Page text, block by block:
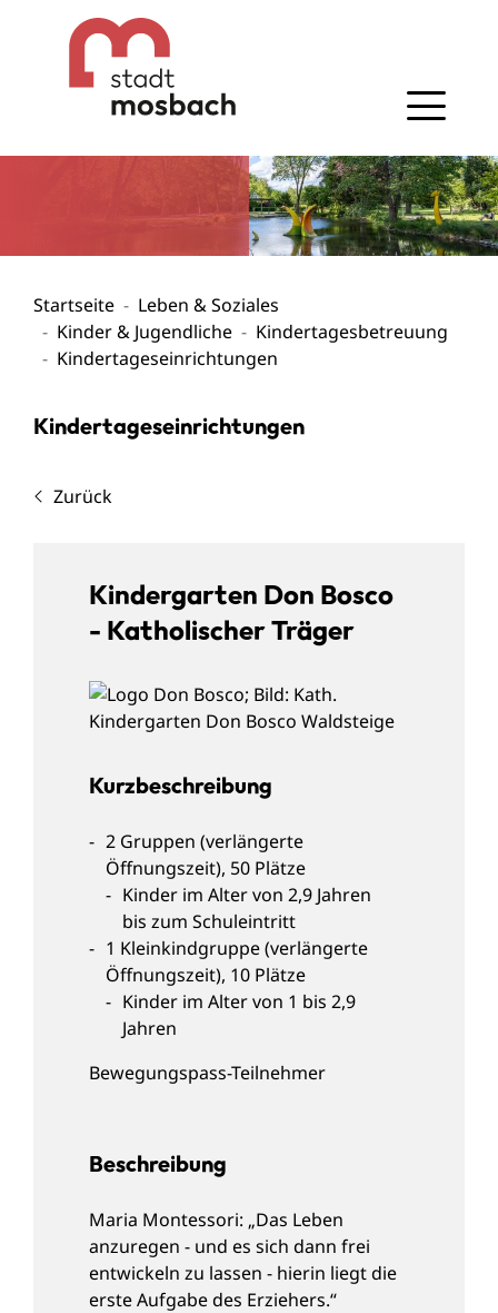
Gehe zum Navigationsbereich
Gehe zum Inhalt
Startseite
Leben & Soziales
Kinder & Jugendliche
Kindertagesbetreuung
Kindertageseinrichtungen
Kindertageseinrichtungen
Zurück
Kindergarten Don Bosco
- Katholischer Träger
Kurzbeschreibung
2 Gruppen (verlängerte
Öffnungszeit), 50 Plätze
Kinder im Alter von 2,9 Jahren
bis zum Schuleintritt
1 Kleinkindgruppe (verlängerte
Öffnungszeit), 10 Plätze
Kinder im Alter von 1 bis 2,9
Jahren
Bewegungspass-Teilnehmer
Beschreibung
Maria Montessori: „Das Leben
anzuregen - und es sich dann frei
entwickeln zu lassen - hierin liegt die
erste Aufgabe des Erziehers.“